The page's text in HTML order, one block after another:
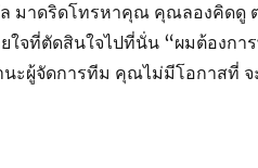
ล มาดริดโทรหาคุณ คุณลองคิดดู
ใจที่ตัดสินใจไปที่นั่น “ผมต้องก
ะผู้จัดการทีม คุณไม่มีโอกาสที่